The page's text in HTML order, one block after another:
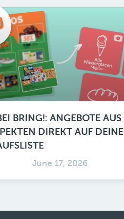
BRING!: ANGEBOTE AUS
DIREKT AUF DEINE
June 17, 2026